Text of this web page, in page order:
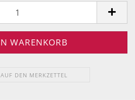
AUF DEN MERKZETTEL